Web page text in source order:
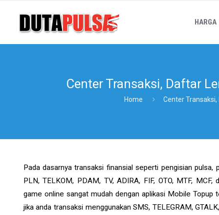
HARGA
Center Transaksi, Daftar
Home Center
Pada dasarnya transaksi finansial seperti pengisian pulsa,
PLN, TELKOM, PDAM, TV, ADIRA, FIF, OTO, MTF,
game online sangat mudah dengan aplikasi Mobile Topup
jika anda transaksi menggunakan SMS, TELEGRAM,